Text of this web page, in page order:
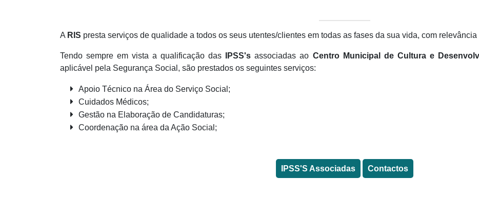
A RIS presta serviços de qualidade a todos os seus utentes/clientes em todas as fases da sua vida, com
Tendo sempre em vista a qualificação das IPSS's associadas ao Centro Municipal de Cultura e
aplicável pela Segurança Social, são prestados os seguintes serviços:
Apoio Técnico na Área do Serviço Social;
Cuidados Médicos;
Gestão na Elaboração de Candidaturas;
Coordenação na área da Ação Social;
IPSS'S Associadas Contactos